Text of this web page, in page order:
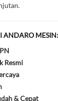
ANDARO MESIN:
Resmi
& Cepat